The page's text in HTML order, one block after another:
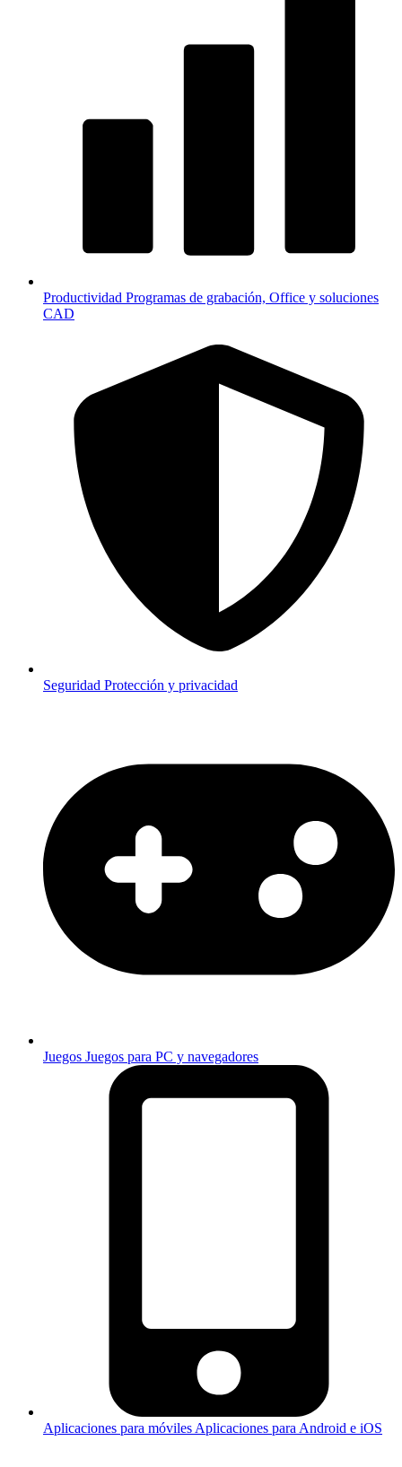
Productividad Programas de grabación, Office y soluciones
CAD
Seguridad Protección y privacidad
Juegos Juegos para PC y navegadores
Aplicaciones para móviles Aplicaciones para Android e iOS